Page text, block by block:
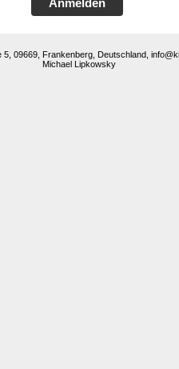
Anmelden
09669, Frankenberg, Deutschland,
Michael Lipkowsky